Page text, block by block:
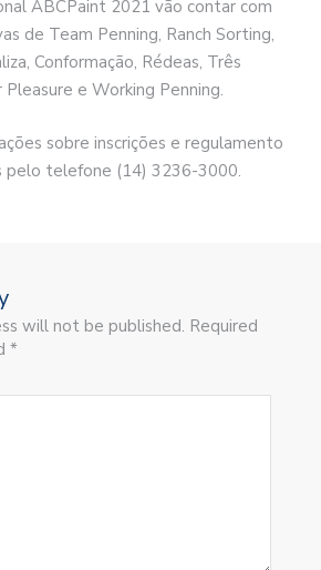
ABCPaint 2021 vão contar com
de Team Penning, Ranch Sorting,
Conformação, Rédeas, Três
e Working Penning.
sobre inscrições e regulamento
pelo telefone (14) 3236-3000.
will not be published. Required
*